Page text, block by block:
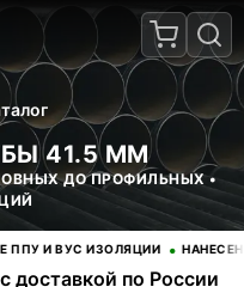
41.5 ММ
ДО ПРОФИЛЬНЫХ •
И ВУС ИЗОЛЯЦИИ •
доставкой по России